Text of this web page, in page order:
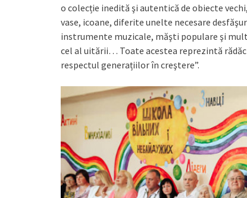
o colecție inedită şi autentică de obiecte
vase, icoane, diferite unelte necesare
instrumente muzicale, măşti populare şi
cel al uitării… Toate acestea reprezintă
respectul generațiilor în creştere”.